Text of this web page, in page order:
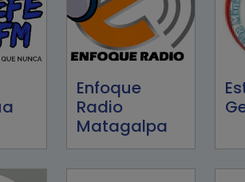
Enfoque
Radio
Matagalpa